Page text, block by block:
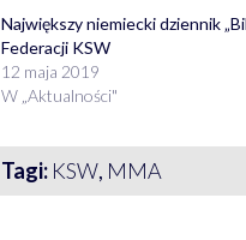
Największy niemiecki dziennik
Federacji KSW
12 maja 2019
W „Aktualności"
Tagi: KSW, MMA